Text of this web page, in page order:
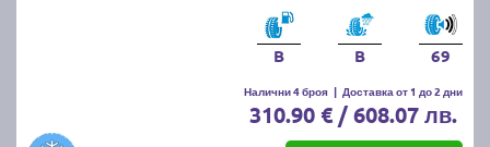
B B 69
Налични 4 броя | Доставка от 1 до 2 дни
310.90 € / 608.07 лв.